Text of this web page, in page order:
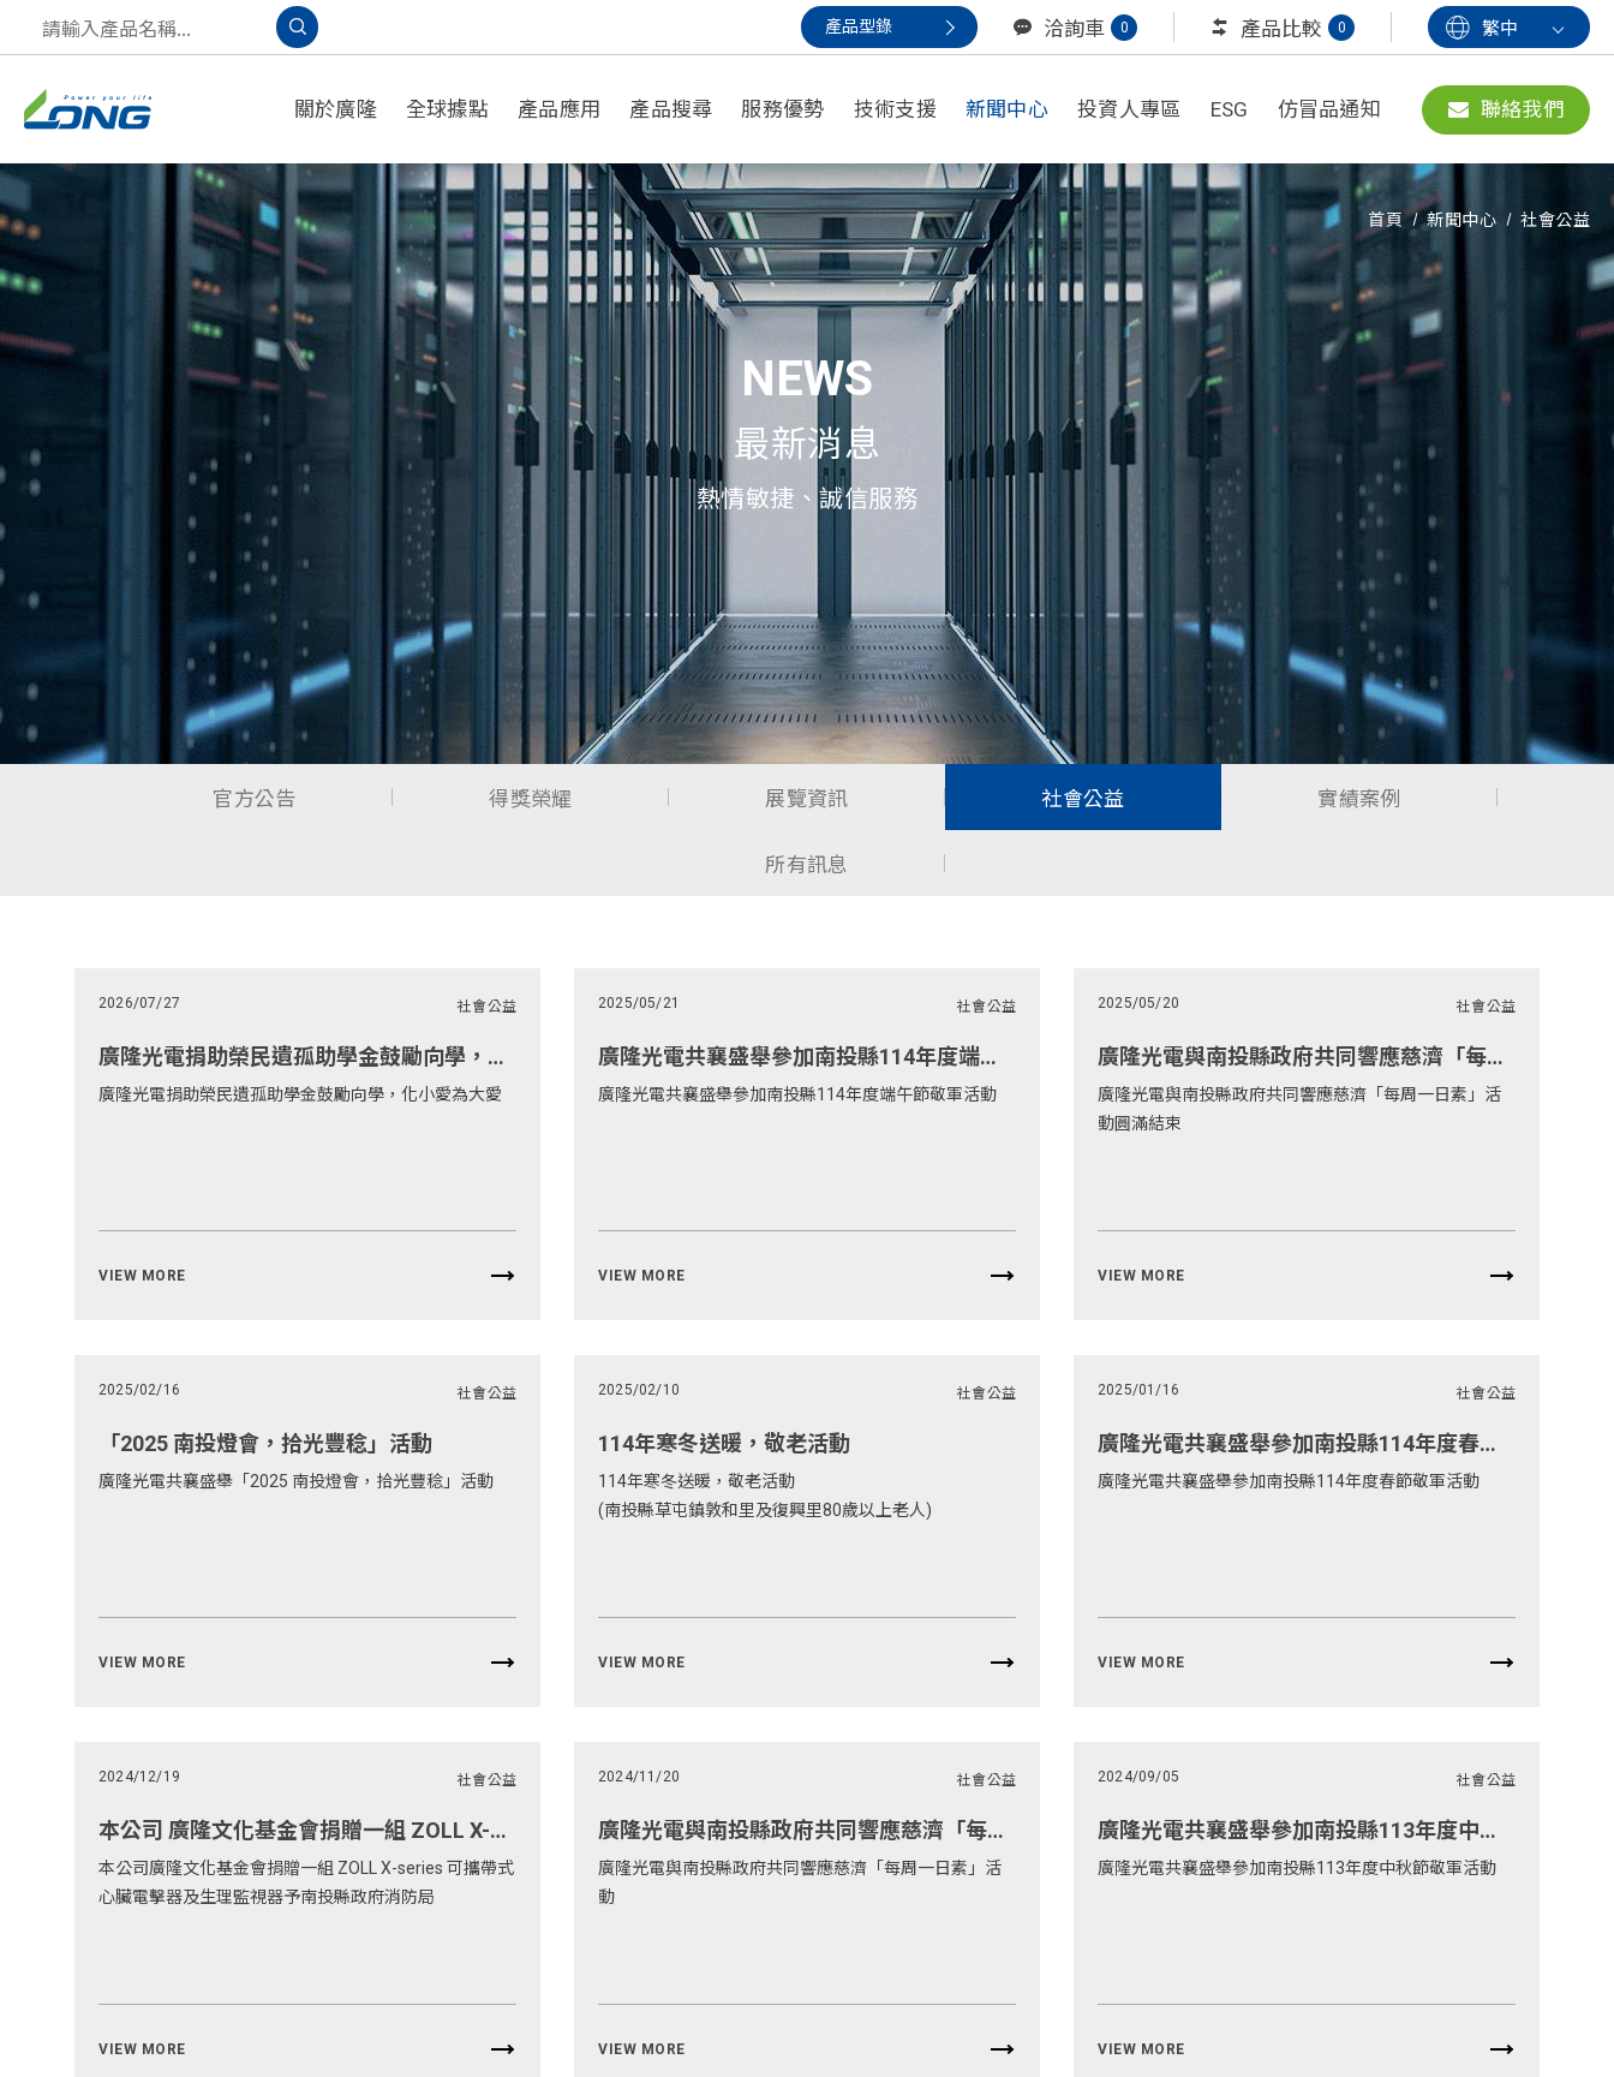
產品型錄 洽詢車 0 產品比較 0 繁中
關於廣隆 全球據點 產品應用
A
PPLICATION
OLUTION
以應用尋找
一般應用
小型備援/安防應用
數據中心/不間斷電源應用
通信應用
動力電池 / 家用電動輔具
船舶/露營車多功能應用
產品搜尋 服務優勢 技術支援 新聞中心 投資人專區 ESG 仿冒品通知 聯絡我們
NEWS
最新消息
熱情敏捷、誠信服務
首頁 新聞中心 社會公益
官方公告 得獎榮耀 展覽資訊 社會公益 實績案例
所有訊息
2026/07/27 社會公益
廣隆光電捐助榮民遺孤助學金鼓勵向學，化小愛為大愛
廣隆光電捐助榮民遺孤助學金鼓勵向學，化小愛為大愛
VIEW MORE
2025/05/21 社會公益
廣隆光電共襄盛舉參加南投縣114年度端午節敬軍活動
廣隆光電共襄盛舉參加南投縣114年度端午節敬軍活動
VIEW MORE
2025/05/20 社會公益
廣隆光電與南投縣政府共同響應慈濟「每周一日素」活動圓滿結束
廣隆光電與南投縣政府共同響應慈濟「每周一日素」活
動圓滿結束
VIEW MORE
2025/02/16 社會公益
「2025 南投燈會，拾光豐稔」活動
廣隆光電共襄盛舉「2025 南投燈會，拾光豐稔」活動
VIEW MORE
2025/02/10 社會公益
114年寒冬送暖，敬老活動
114年寒冬送暖，敬老活動
(南投縣草屯鎮敦和里及復興里80歲以上老人)
VIEW MORE
2025/01/16 社會公益
廣隆光電共襄盛舉參加南投縣114年度春節敬軍活動
廣隆光電共襄盛舉參加南投縣114年度春節敬軍活動
VIEW MORE
2024/12/19 社會公益
本公司 廣隆文化基金會捐贈一組 ZOLL X-series 可攜帶式心臟電擊器及生理監視器予南投縣政府消防局
本公司廣隆文化基金會捐贈一組 ZOLL X-series 可攜帶式
心臟電擊器及生理監視器予南投縣政府消防局
VIEW MORE
2024/11/20 社會公益
廣隆光電與南投縣政府共同響應慈濟「每周一日素」活動
廣隆光電與南投縣政府共同響應慈濟「每周一日素」活
動
VIEW MORE
2024/09/05 社會公益
廣隆光電共襄盛舉參加南投縣113年度中秋節敬軍活動
廣隆光電共襄盛舉參加南投縣113年度中秋節敬軍活動
VIEW MORE